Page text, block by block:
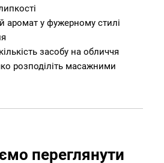
аромат у фужерному стилі
засобу на обличчя
розподіліть масажними
переглянути